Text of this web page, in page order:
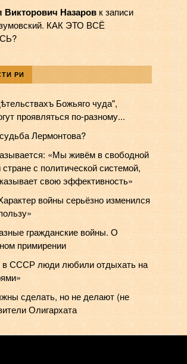
Викторович Назаровк записи
КАК ЭТО ВСЁ
РИ
Божьяго чуда",
проявляться по-разному...
Лермонтова?
«Мы живём в свободной
стране с политической системой,
свою эффективность»
войны серьёзно изменился
гражданские войны. О
примирении
в СССР люди любили отдыхать на
сделать, но не делают (не
Олигархата